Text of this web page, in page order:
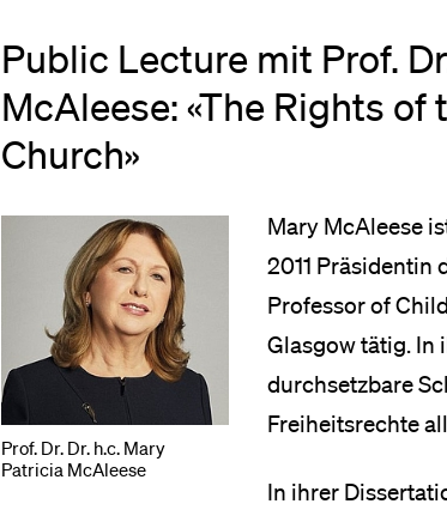
Public Lecture mit Prof.
McAleese: «The Rights
Church»
Prof. Dr. Dr. h.c. Mary
Patricia McAleese
Mary McAleese
2011 Präsidentin
Professor of
Glasgow tätig. In
durchsetzbare
Freiheitsrechte
In ihrer